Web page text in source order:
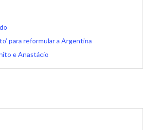
para reformular a Argentina
e Anastácio